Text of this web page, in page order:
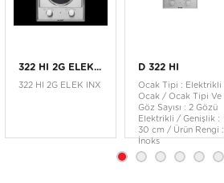
322 HI 2G ELEK...
322 HI 2G ELEK INX
D 322 HI
Ocak Tipi : Elektrikli
Ocak / Ocak Tipi Ve
Göz Sayısı : 2 Gözü
Elektrikli / Genişlik :
30 cm / Ürün Rengi :
İnoks